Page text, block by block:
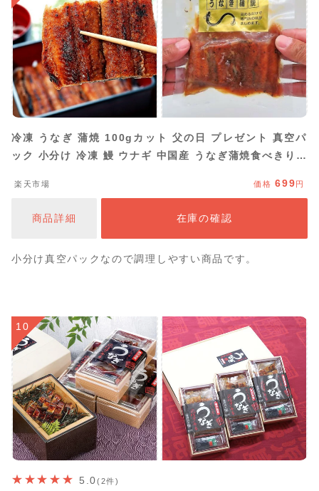
冷凍 うなぎ 蒲焼 100gカット 父の日 プレゼント 真空パ
ック 小分け 冷凍 鰻 ウナギ 中国産 うなぎ蒲焼食べきりパ
の蒲焼 鰻蒲焼 鰻の蒲焼うなぎの蒲焼き ウナギ ひつまぶし
楽天市場 価格699 円
商品詳細 在庫の確認
小分け真空パックなので調理しやすい商品です。
10
5.0(2件)